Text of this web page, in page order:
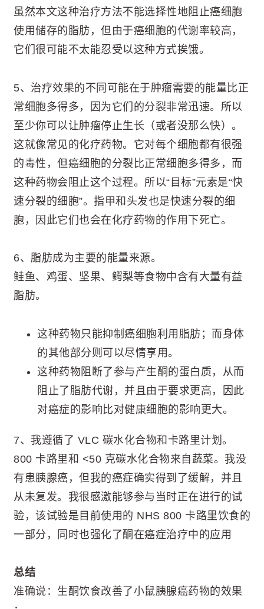
虽然本文这种治疗方法不能选择性地阻止癌细胞
使用储存的脂肪，但由于癌细胞的代谢率较高，
它们很可能不太能忍受以这种方式挨饿。
5、治疗效果的不同可能在于肿瘤需要的能量比正
常细胞多得多，因为它们的分裂非常迅速。所以
至少你可以让肿瘤停止生长（或者没那么快）。
这就像常见的化疗药物。它对每个细胞都有很强
的毒性，但癌细胞的分裂比正常细胞多得多，而
这种药物会阻止这个过程。所以“目标”元素是“快
速分裂的细胞”。指甲和头发也是快速分裂的细
胞，因此它们也会在化疗药物的作用下死亡。
6、脂肪成为主要的能量来源。
鲑鱼、鸡蛋、坚果、鳄梨等食物中含有大量有益
脂肪。
这种药物只能抑制癌细胞利用脂肪；而身体
的其他部分则可以尽情享用。
这种药物阻断了参与产生酮的蛋白质，从而
阻止了脂肪代谢，并且由于要求更高，因此
对癌症的影响比对健康细胞的影响更大。
7、我遵循了 VLC 碳水化合物和卡路里计划。
800 卡路里和 <50 克碳水化合物来自蔬菜。我没
有患胰腺癌，但我的癌症确实得到了缓解，并且
从未复发。我很感激能够参与当时正在进行的试
验，该试验是目前使用的 NHS 800 卡路里饮食的
一部分，同时也强化了酮在癌症治疗中的应用
总结
准确说：生酮饮食改善了小鼠胰腺癌药物的效果